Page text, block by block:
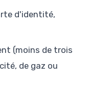
d'identité,
(moins de trois
de gaz ou